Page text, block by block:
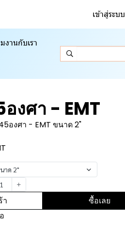
เข้าสู่ระบบ
งานกับเรา
งศา - EMT
องศา - EMT ขนาด 2"
าด 2"
า ซื้อเลย